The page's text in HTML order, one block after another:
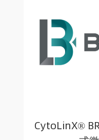
CytoLinX®